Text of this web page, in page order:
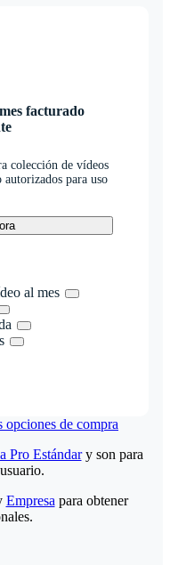
facturado
colección de vídeos
para uso
al mes
opciones de compra
Pro Estándary son para
Empresa para obtener